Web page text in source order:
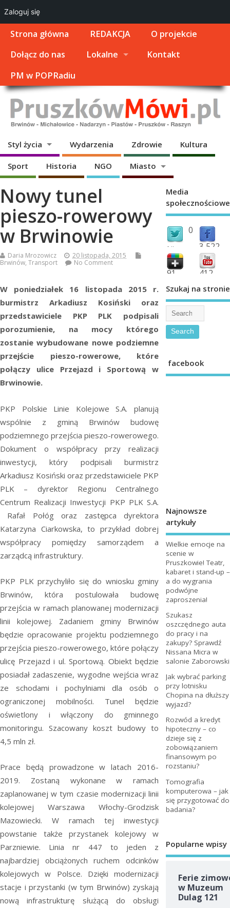
Strona główna REDAKCJA
O projekcie
Dołącz do nas
Lokalne
Kontakt
PM w POPRadiu
Styl życia Wydarzenia Zdrowie Kultura
Sport Historia NGO Miasto
Nowy tunel
pieszo-rowerowy
w Brwinowie
Daria Mrozowicz
20 listopada, 2015
Brwinów, Transport No Comment
W poniedziałek 16 listopada 2015 r.
burmistrz Arkadiusz Kosiński oraz
przedstawiciele PKP PLK podpisali
porozumienie, na mocy którego
zostanie wybudowane nowe podziemne
przejście pieszo-rowerowe, które
połączy ulice Przejazd i Sportową w
Brwinowie.
PKP Polskie Linie Kolejowe S.A. planują
wspólnie z gminą Brwinów budowę
podziemnego przejścia pieszo-rowerowego.
Dokument o współpracy przy realizacji
inwestycji, który podpisali burmistrz
Arkadiusz Kosiński oraz przedstawiciele PKP
PLK – dyrektor Regionu Centralnego
Centrum Realizacji Inwestycji PKP PLK S.A.
Rafał Połóg oraz zastępca dyrektora
Katarzyna Ciarkowska, to przykład dobrej
współpracy pomiędzy samorządem a
zarządcą infrastruktury.
PKP PLK przychyliło się do wniosku gminy
Brwinów, która postulowała budowę
przejścia w ramach planowanej modernizacji
linii kolejowej. Zadaniem gminy Brwinów
będzie opracowanie projektu podziemnego
przejścia pieszo-rowerowego, które połączy
ulicę Przejazd i ul. Sportową. Obiekt będzie
posiadał zadaszenie, wygodne wejścia wraz
ze schodami i pochylniami dla osób o
ograniczonej mobilności. Tunel będzie
oświetlony i włączony do gminnego
monitoringu. Szacowany koszt budowy to
4,5 mln zł.
Prace będą prowadzone w latach 2016-
2019. Zostaną wykonane w ramach
zaplanowanej w tym czasie modernizacji linii
kolejowej Warszawa Włochy-Grodzisk
Mazowiecki. W ramach tej inwestycji
powstanie także przystanek kolejowy w
Parzniewie. Linia nr 447 to jeden z
najbardziej obciążonych ruchem odcinków
kolejowych w Polsce. Dzięki modernizacji
stacje i przystanki (w tym Brwinów) zyskają
nową infrastrukturę służącą do obsługi
Media
społecznościowe
0
followers 3,522
fans
91 412
Szukaj na stronie
facebook
Najnowsze
artykuły
Wielkie emocje na
scenie w
Pruszkowie! Teatr,
kabaret i stand-up –
a do wygrania
podwójne
zaproszenia!
Szukasz
oszczędnego auta
do pracy i na
zakupy? Sprawdź
Nissana Micra w
salonie Zaborowski
Jak wybrać parking
przy lotnisku
Chopina na dłuższy
wyjazd?
Rozwód a kredyt
hipoteczny – co
dzieje się z
zobowiązaniem
finansowym po
rozstaniu?
Tomografia
komputerowa – jak
się przygotować do
badania?
Popularne wpisy
Ferie
w Muzeum
Dulag 121
Zaloguj się